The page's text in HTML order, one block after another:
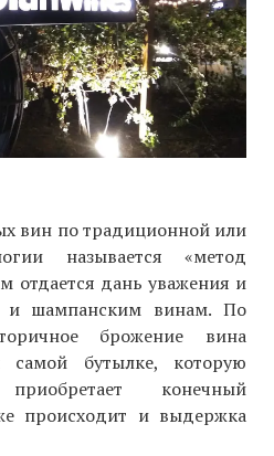
вин по традиционной или
называется «метод
отдается дань уважения и
и шампанским винам. По
брожение вина
самой бутылке, которую
конечный
происходит и выдержка